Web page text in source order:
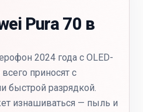
Pura 70 в
2024 года с OLED-
приносят с
быстрой разрядкой.
изнашиваться — пыль и